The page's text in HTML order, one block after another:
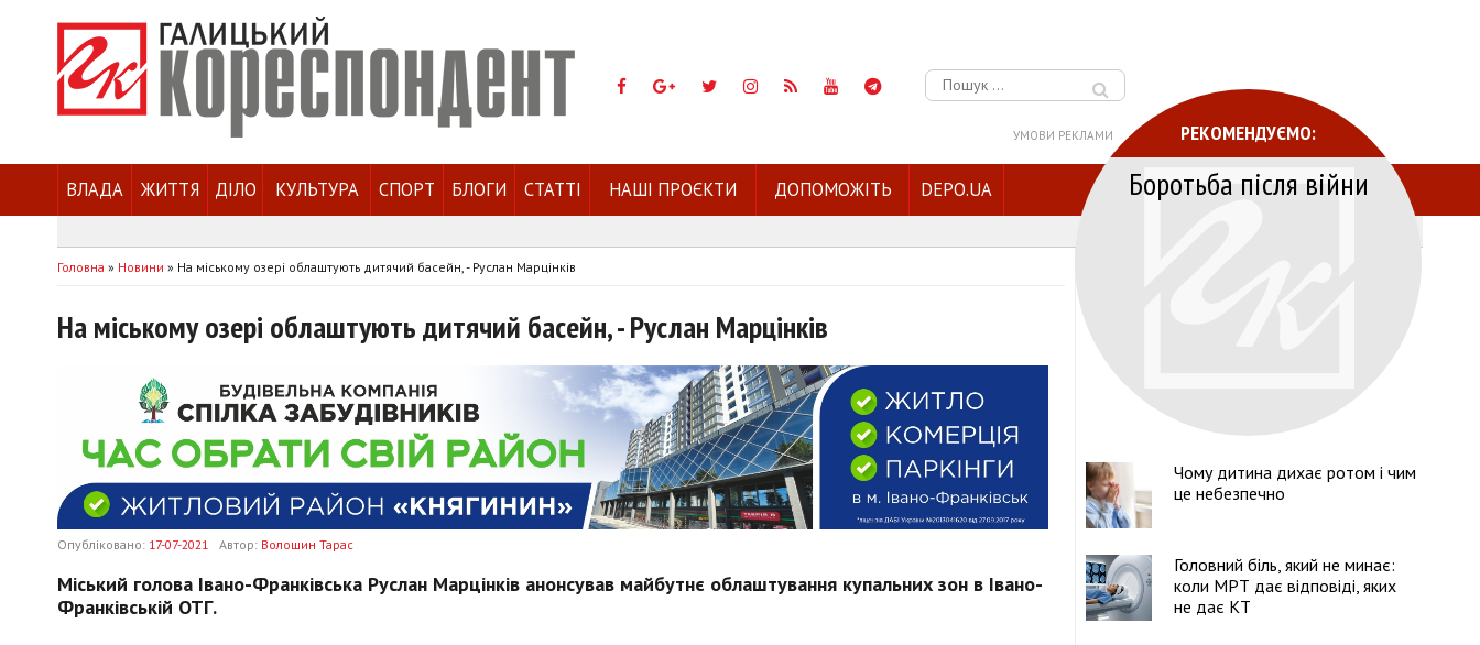
Пошук:
УМОВИ РЕКЛАМИ
ВЛАДА ЖИТТЯ ДІЛО КУЛЬТУРА СПОРТ БЛОГИ СТАТТІ НАШІ ПРОЄКТИ ДОПОМОЖІТЬ DEPO.UA
Головна » Новини » На міському озері облаштують дитячий басейн, - Руслан Марцінків
На міському озері облаштують дитячий басейн, - Руслан Марцінків
Опубліковано: 17-07-2021 Автор: Волошин Тарас
Міський голова Івано-Франківська Руслан Марцінків анонсував майбутнє облаштування купальних зон в Івано-
Франківській ОТГ.
РЕКОМЕНДУЄМО:
Боротьба після війни
Чому дитина дихає ротом і чим
це небезпечно
Головний біль, який не минає:
коли МРТ дає відповіді, яких
не дає КТ